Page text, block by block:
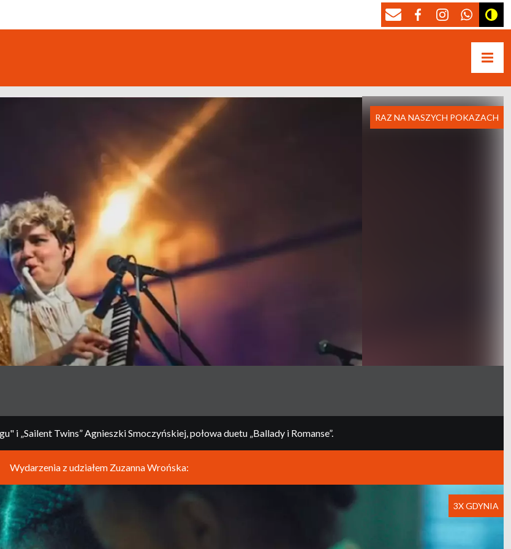
RAZ NA NASZYCH POKAZACH
„Sailent Twins” Agnieszki Smoczyńskiej, połowa duetu „Ballady i Romanse”.
Wydarzenia z udziałem Zuzanna Wrońska:
3X GDYNIA